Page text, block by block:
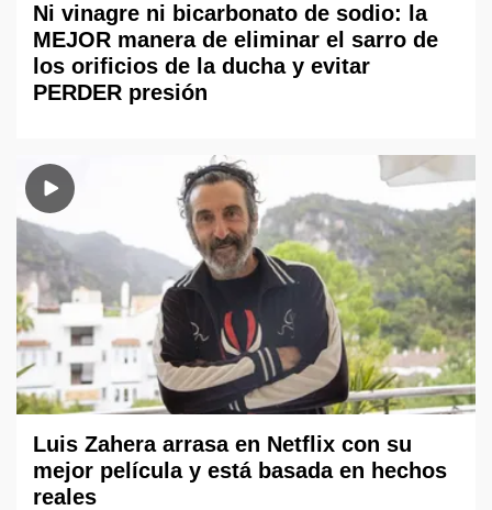
Ni vinagre ni bicarbonato de sodio: la
MEJOR manera de eliminar el sarro de
los orificios de la ducha y evitar
PERDER presión
Luis Zahera arrasa en Netflix con su
mejor película y está basada en hechos
reales